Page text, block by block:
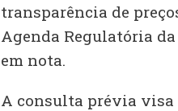
transparência de
Agenda Regulatória
em nota.
A consulta prévia